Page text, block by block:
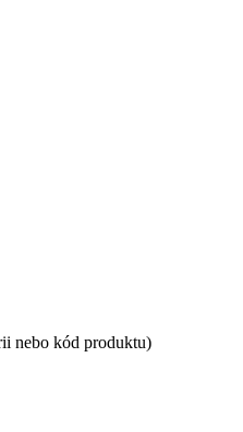
nebo kód produktu)